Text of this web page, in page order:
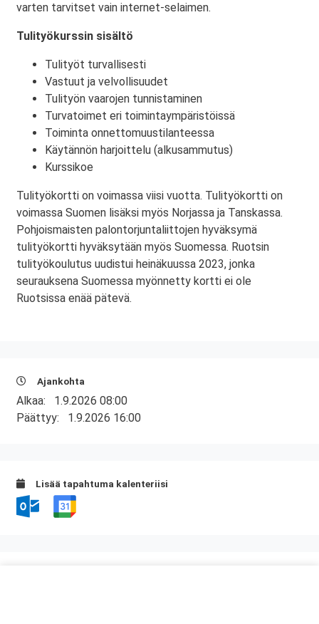
varten tarvitset vain internet-selaimen.
Tulityökurssin sisältö
Tulityöt turvallisesti
Vastuut ja velvollisuudet
Tulityön vaarojen tunnistaminen
Turvatoimet eri toimintaympäristöissä
Toiminta onnettomuustilanteessa
Käytännön harjoittelu (alkusammutus)
Kurssikoe
Tulityökortti on voimassa viisi vuotta. Tulityökortti on
voimassa Suomen lisäksi myös Norjassa ja Tanskassa.
Pohjoismaisten palontorjuntaliittojen hyväksymä
tulityökortti hyväksytään myös Suomessa. Ruotsin
tulityökoulutus uudistui heinäkuussa 2023, jonka
seurauksena Suomessa myönnetty kortti ei ole
Ruotsissa enää pätevä.
Ajankohta
Alkaa: 1.9.2026 08:00
Päättyy: 1.9.2026 16:00
Lisää tapahtuma kalenteriisi